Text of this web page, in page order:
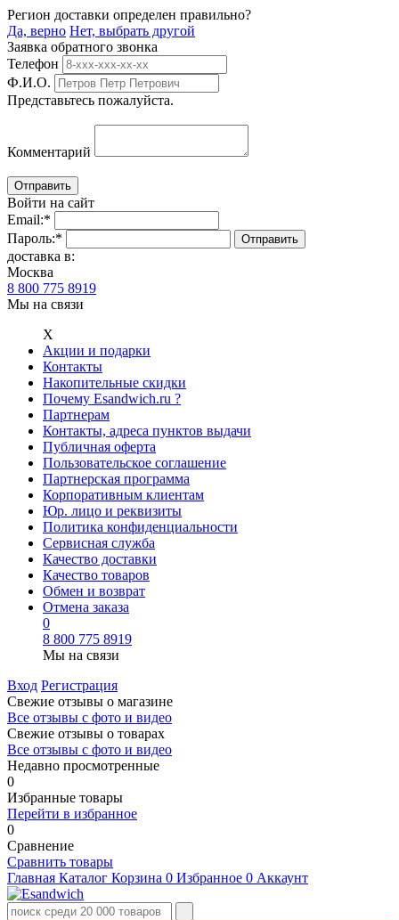
Регион доставки определен правильно?
Да, верно Нет, выбрать другой
Заявка обратного звонка
Телефон
Ф.И.О.
Представьтесь пожалуйста.
Комментарий
Войти на сайт
Email:*
Пароль:*
доставка в:
Москва
8 800 775 8919
Мы на связи
Х
Акции и подарки
Контакты
Накопительные скидки
Почему Esandwich.ru ?
Партнерам
Контакты, адреса пунктов выдачи
Публичная оферта
Пользовательское соглашение
Партнерская программа
Корпоративным клиентам
Юр. лицо и реквизиты
Политика конфиденциальности
Сервисная служба
Качество доставки
Качество товаров
Обмен и возврат
Отмена заказа
0
8 800 775 8919
Мы на связи
Вход Регистрация
Свежие отзывы о магазине
Все отзывы с фото и видео
Свежие отзывы о товарах
Все отзывы c фото и видео
Недавно просмотренные
0
Избранные товары
Перейти в избранное
0
Сравнение
Сравнить товары
Главная Каталог Корзина 0 Избранное 0 Аккаунт